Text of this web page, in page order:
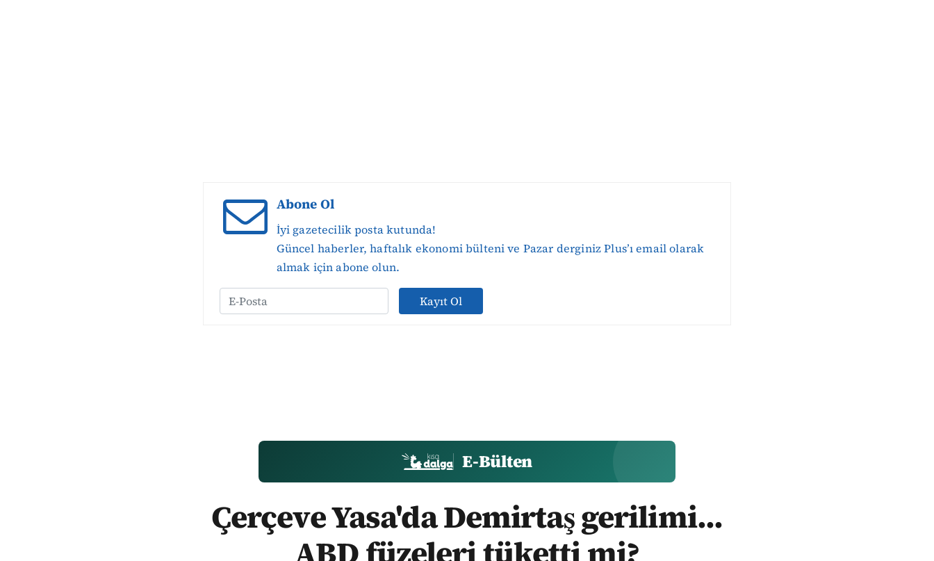
Abone Ol
İyi gazetecilik posta kutunda!
Güncel haberler, haftalık ekonomi bülteni ve Pazar derginiz Plus’ı email olarak
almak için abone olun.
Kayıt Ol
E-Bülten
Çerçeve Yasa'da Demirtaş gerilimi...